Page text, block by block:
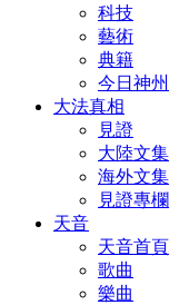
科技
藝術
典籍
今日神州
大法真相
見證
大陸文集
海外文集
見證專欄
天音
天音首頁
歌曲
樂曲